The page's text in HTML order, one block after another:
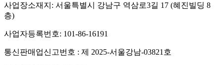
사업장소재지: 서울특별시 강남구 역삼로3길 17 (혜진빌딩 8
층)
사업자등록번호: 101-86-16191
통신판매업신고번호 : 제 2025-서울강남-03821호